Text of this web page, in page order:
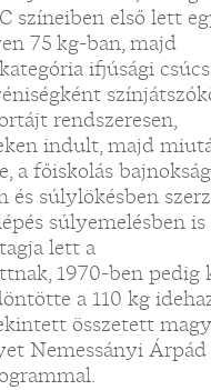
színeiben első lett
75 kg-ban, majd
ifjúsági
rendszeresen,
indult, majd
a főiskolás
és súlylökésben
súlyemelésben
lett a
1970-ben pedig
a 110 kg
összetett
Nemessányi